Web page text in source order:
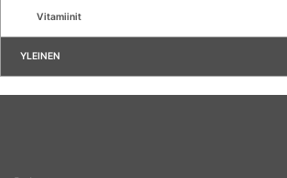
Vitamiinit
YLEINEN